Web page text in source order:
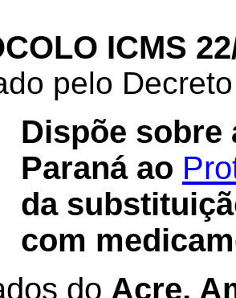
ICMS
pelo
Dispõe sobre
Paraná ao
da
com
do Acre,